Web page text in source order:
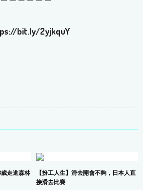
bit.ly/2yjkquY
走進森林
【扮工人生】滑去開會不夠，日本人直
接滑去比賽